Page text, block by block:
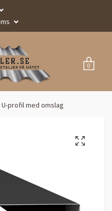
0
U-profil med omslag